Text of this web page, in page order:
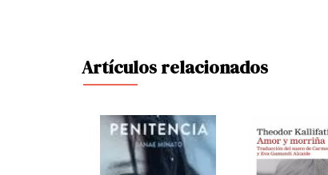
Artículos relacionados